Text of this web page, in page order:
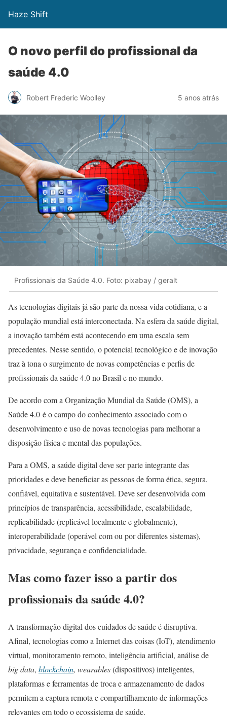
Haze Shift
O novo perfil do profissional da
saúde 4.0
Robert Frederic Woolley 5 anos atrás
Profissionais da Saúde 4.0. Foto: pixabay / geralt
As tecnologias digitais já são parte da nossa vida cotidiana, e a
população mundial está interconectada. Na esfera da saúde digital,
a inovação também está acontecendo em uma escala sem
precedentes. Nesse sentido, o potencial tecnológico e de inovação
traz à tona o surgimento de novas competências e perfis de
profissionais da saúde 4.0 no Brasil e no mundo.
De acordo com a Organização Mundial da Saúde (OMS), a
Saúde 4.0 é o campo do conhecimento associado com o
desenvolvimento e uso de novas tecnologias para melhorar a
disposição física e mental das populações.
Para a OMS, a saúde digital deve ser parte integrante das
prioridades e deve beneficiar as pessoas de forma ética, segura,
confiável, equitativa e sustentável. Deve ser desenvolvida com
princípios de transparência, acessibilidade, escalabilidade,
replicabilidade (replicável localmente e globalmente),
interoperabilidade (operável com ou por diferentes sistemas),
privacidade, segurança e confidencialidade.
Mas como fazer isso a partir dos
profissionais da saúde 4.0?
A transformação digital dos cuidados de saúde é disruptiva.
Afinal, tecnologias como a Internet das coisas (IoT), atendimento
virtual, monitoramento remoto, inteligência artificial, análise de
big data, blockchain, wearables(dispositivos) inteligentes,
plataformas e ferramentas de troca e armazenamento de dados
permitem a captura remota e compartilhamento de informações
relevantes em todo o ecossistema de saúde.